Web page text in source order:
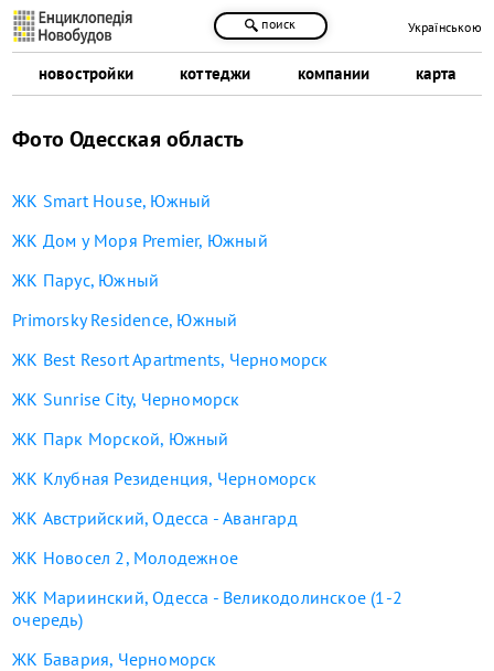
новостройки коттеджи компании карта
поиск Українською
Фото Одесская область
ЖК Smart House, Южный
ЖК Дом у Моря Premier, Южный
ЖК Парус, Южный
Primorsky Residence, Южный
ЖК Best Resort Apartments, Черноморск
ЖК Sunrise City, Черноморск
ЖК Парк Морской, Южный
ЖК Клубная Резиденция, Черноморск
ЖК Австрийский, Одесса - Авангард
ЖК Новосел 2, Молодежное
ЖК Мариинский, Одесса - Великодолинское (1-2
очередь)
ЖК Бавария, Черноморск